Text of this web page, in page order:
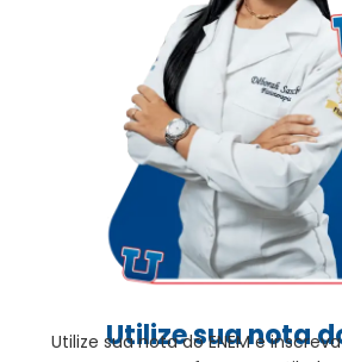
Utilize sua nota
Utilize sua nota do ENEM e